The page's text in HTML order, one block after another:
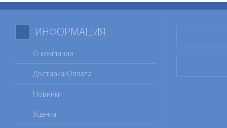
ИНФОРМАЦИЯ
О компании
Доставка/Оплата
Новинки
Уценка